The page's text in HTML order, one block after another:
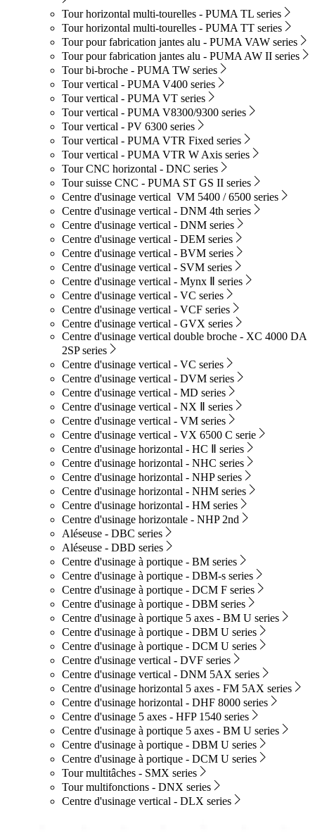
Tour horizontal multi-tourelles - PUMA TL series
Tour horizontal multi-tourelles - PUMA TT series
Tour pour fabrication jantes alu - PUMA VAW series
Tour pour fabrication jantes alu - PUMA AW II series
Tour bi-broche - PUMA TW series
Tour vertical - PUMA V400 series
Tour vertical - PUMA VT series
Tour vertical - PUMA V8300/9300 series
Tour vertical - PV 6300 series
Tour vertical - PUMA VTR Fixed series
Tour vertical - PUMA VTR W Axis series
Tour CNC horizontal - DNC series
Tour suisse CNC - PUMA ST GS II series
Centre d'usinage vertical VM 5400 / 6500 series
Centre d'usinage vertical - DNM 4th series
Centre d'usinage vertical - DNM series
Centre d'usinage vertical - DEM series
Centre d'usinage vertical - BVM series
Centre d'usinage vertical - SVM series
Centre d'usinage vertical - Mynx Ⅱ series
Centre d'usinage vertical - VC series
Centre d'usinage vertical - VCF series
Centre d'usinage vertical - GVX series
Centre d'usinage vertical double broche - XC 4000 DA
2SP series
Centre d'usinage vertical - VC series
Centre d'usinage vertical - DVM series
Centre d'usinage vertical - MD series
Centre d'usinage vertical - NX Ⅱ series
Centre d'usinage vertical - VM series
Centre d'usinage vertical - VX 6500 C serie
Centre d'usinage horizontal - HC Ⅱ series
Centre d'usinage horizontal - NHC series
Centre d'usinage horizontal - NHP series
Centre d'usinage horizontal - NHM series
Centre d'usinage horizontal - HM series
Centre d'usinage horizontale - NHP 2nd
Aléseuse - DBC series
Aléseuse - DBD series
Centre d'usinage à portique - BM series
Centre d'usinage à portique - DBM-s series
Centre d'usinage à portique - DCM F series
Centre d'usinage à portique - DBM series
Centre d'usinage à portique 5 axes - BM U series
Centre d'usinage à portique - DBM U series
Centre d'usinage à portique - DCM U series
Centre d'usinage vertical - DVF series
Centre d'usinage vertical - DNM 5AX series
Centre d'usinage horizontal 5 axes - FM 5AX series
Centre d'usinage horizontal - DHF 8000 series
Centre d'usinage 5 axes - HFP 1540 series
Centre d'usinage à portique 5 axes - BM U series
Centre d'usinage à portique - DBM U series
Centre d'usinage à portique - DCM U series
Tour multitâches - SMX series
Tour multifonctions - DNX series
Centre d'usinage vertical - DLX series